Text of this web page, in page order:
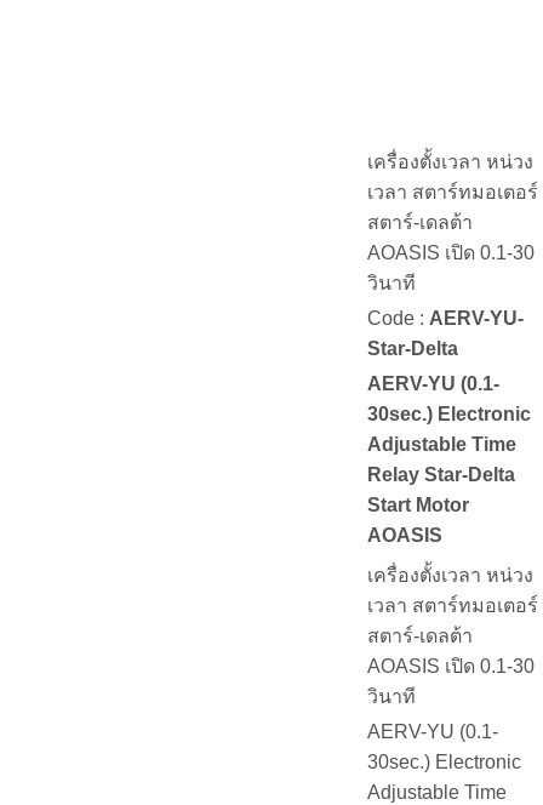
เครื่องตั้งเวลา หน่วง
เวลา สตาร์ทมอเตอร์
สตาร์-เดลต้า
AOASIS เปิด 0.1-30
วินาที
Code : AERV-YU-
Star-Delta
AERV-YU (0.1-
30sec.) Electronic
Adjustable Time
Relay Star-Delta
Start Motor
AOASIS
เครื่องตั้งเวลา หน่วง
เวลา สตาร์ทมอเตอร์
สตาร์-เดลต้า
AOASIS เปิด 0.1-30
วินาที
AERV-YU (0.1-
30sec.) Electronic
Adjustable Time